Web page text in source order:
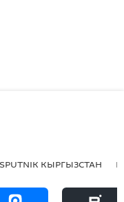
КЫРГЫЗСТАН